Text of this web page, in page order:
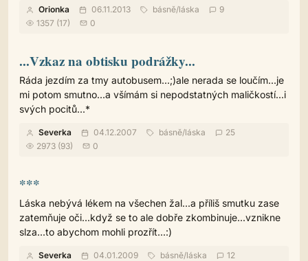
Orionka 06.11.2013 básně/láska
9
1357 (17)
0
...Vzkaz na obtisku podrážky...
Ráda jezdím za tmy autobusem...;)ale nerada se loučím...je
mi potom smutno...a všímám si nepodstatných maličkostí...i
svých pocitů...*
Severka 04.12.2007 básně/láska
25
2973 (93)
0
***
Láska nebývá lékem na všechen žal...a příliš smutku zase
zatemňuje oči...když se to ale dobře zkombinuje...vznikne
slza...to abychom mohli prozřít...:)
Severka 04.01.2009 básně/láska
12